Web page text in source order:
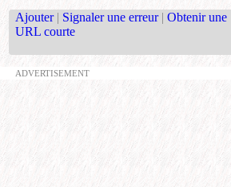
Ajouter | Signaler une erreur | Obtenir une
URL courte
ADVERTISEMENT